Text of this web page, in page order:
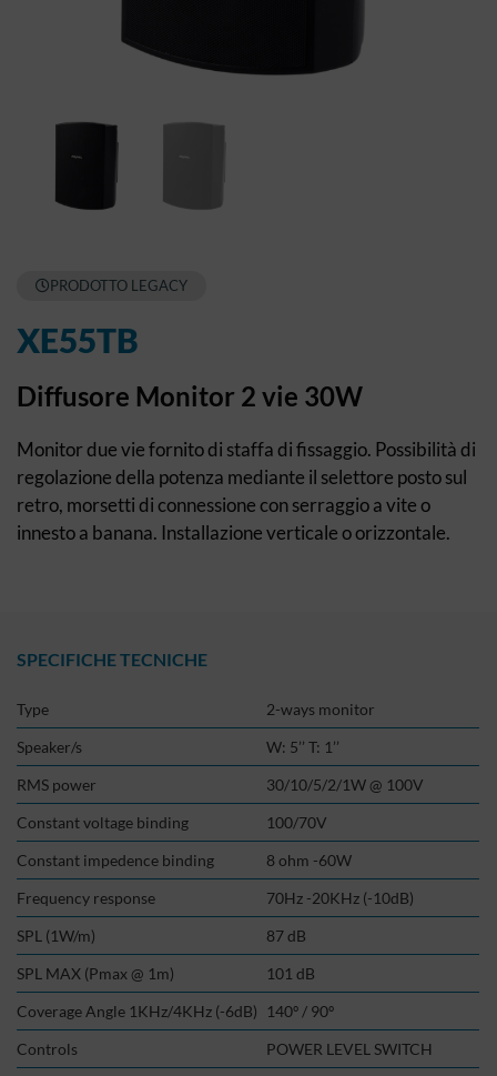
PRODOTTO LEGACY
XE55TB
Diffusore Monitor 2 vie 30W
Monitor due vie fornito di staffa di fissaggio. Possibilità di
regolazione della potenza mediante il selettore posto sul
retro, morsetti di connessione con serraggio a vite o
innesto a banana. Installazione verticale o orizzontale.
SPECIFICHE TECNICHE
Type
2-ways monitor
Speaker/s
W: 5’’ T: 1’’
RMS power
30/10/5/2/1W @ 100V
Constant voltage binding
100/70V
Constant impedence binding
8 ohm -60W
Frequency response
70Hz -20KHz (-10dB)
SPL (1W/m)
87 dB
SPL MAX (Pmax @ 1m)
101 dB
Coverage Angle 1KHz/4KHz (-6dB)
140º / 90º
Controls
POWER LEVEL SWITCH